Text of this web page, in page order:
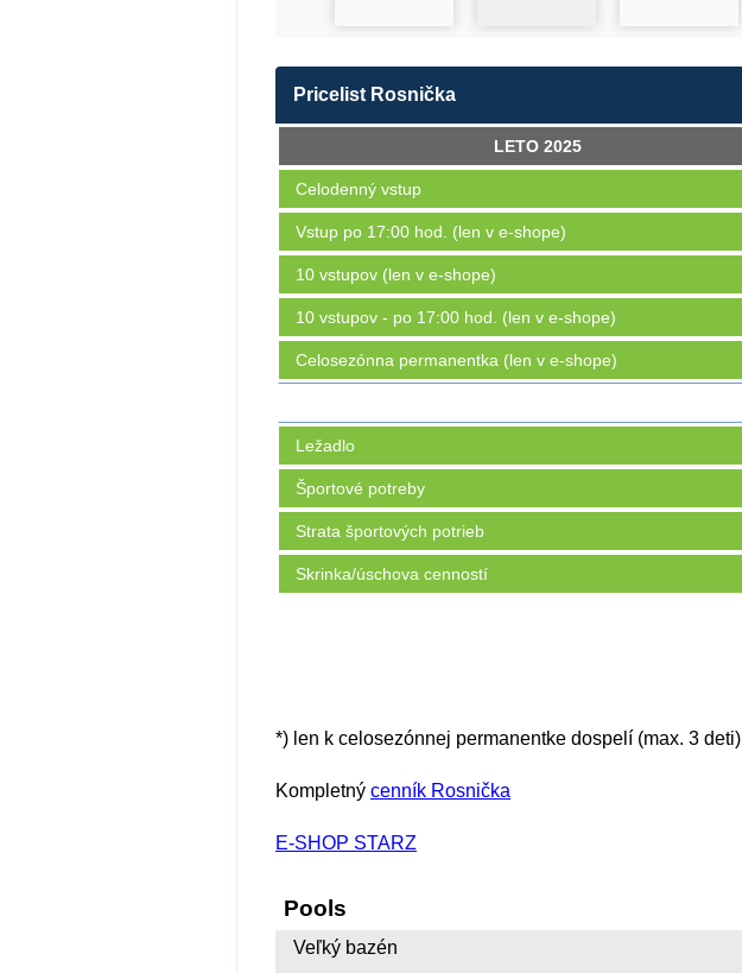
Pricelist Rosnička
LETO 2025
Celodenný vstup
Vstup po 17:00 hod. (len v e-shope)
10 vstupov (len v e-shope)
10 vstupov - po 17:00 hod. (len v e-shope)
Celosezónna permanentka (len v e-shope)
Ležadlo
Športové potreby
Strata športových potrieb
Skrinka/úschova cenností
*) len k celosezónnej permanentke dospelí (max. 3 deti)
Kompletný cenník Rosnička
E-SHOP STARZ
Pools
Veľký bazén